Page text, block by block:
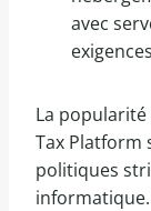
avec
La popularité
Tax Platform
politiques
informatique.